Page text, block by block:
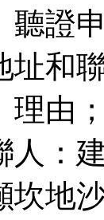
聽證
址和
理由
人：
坎地